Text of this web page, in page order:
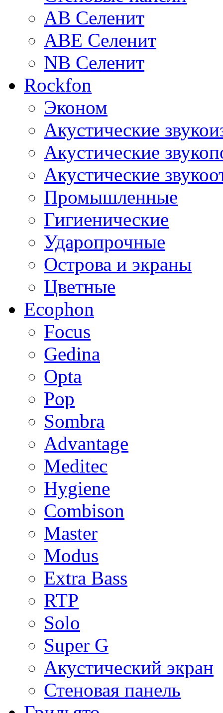
AB Селенит
ABE Селенит
NB Селенит
Rockfon
Эконом
Акустические
Акустические
Акустические
Промышленные
Гигиенические
Ударопрочные
Острова и экраны
Цветные
Ecophon
Focus
Gedina
Opta
Pop
Sombra
Advantage
Meditec
Hygiene
Combison
Master
Modus
Extra Bass
RTP
Solo
Super G
Акустический экран
Стеновая панель